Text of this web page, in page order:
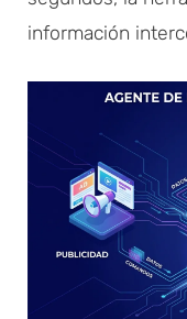
información